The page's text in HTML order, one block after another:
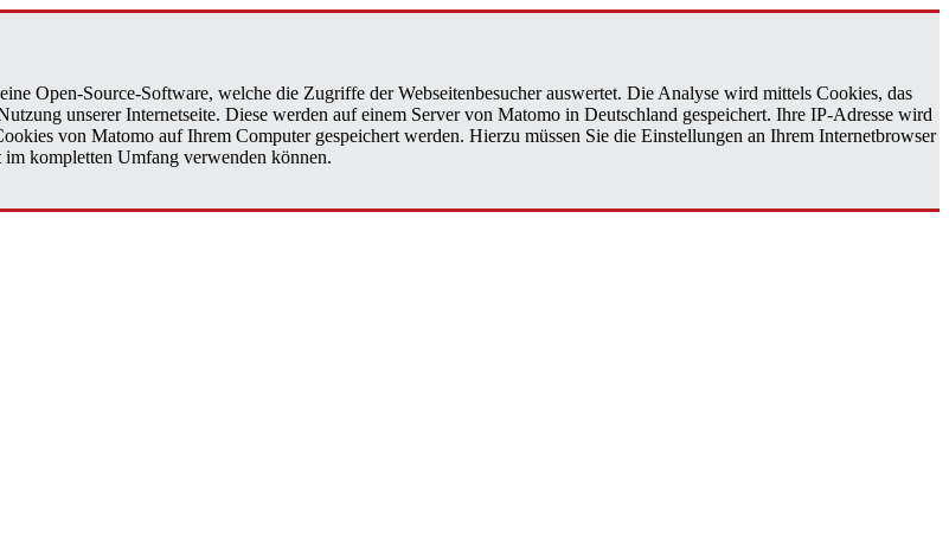
Open-Source-Software, welche die Zugriffe der Webseitenbesucher auswertet. Die Analyse wird mittels Cookies, das
unserer Internetseite. Diese werden auf einem Server von Matomo in Deutschland gespeichert. Ihre IP-Adresse wird
von Matomo auf Ihrem Computer gespeichert werden. Hierzu müssen Sie die Einstellungen an Ihrem Internetbrowser
im kompletten Umfang verwenden können.